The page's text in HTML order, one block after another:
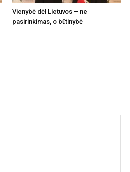
Vienybė dėl Lietuvos – ne
pasirinkimas, o būtinybė